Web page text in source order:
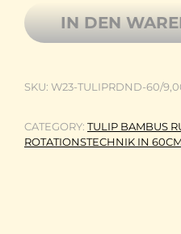
IN DEN
SKU: W23-TULIPRDND-60/
CATEGORY: TULIP BAMBUS
ROTATIONSTECHNIK IN 60CM